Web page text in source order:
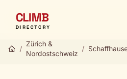
CLIMB
DIRECTORY
/
Zürich &
Nordostschweiz
/